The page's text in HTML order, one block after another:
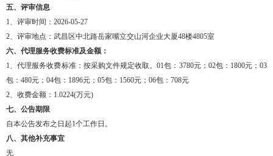
五、评审信息
1、评审时间：2026-05-27
2、评审地点：武昌区中北路岳家嘴立交山河企业大厦48楼4805室
六、代理服务收费标准及金额：
1、代理服务收费标准：按采购文件规定收取。01包 ： 3780元； 02包： 1800元；03
包 ： 480元； 04包 ： 1896元； 05包 ： 1560元； 06包 ： 708元
2、收费金额：1.0224(万元)
七、公告期限
自本公告发布之日起1个工作日。
八、其他补充事宜
无